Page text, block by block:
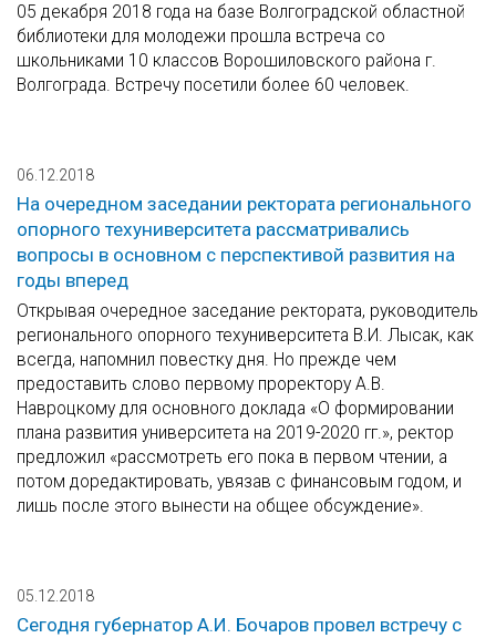
05 декабря 2018 года на базе Волгоградской областной
библиотеки для молодежи прошла встреча со
школьниками 10 классов Ворошиловского района г.
Волгограда. Встречу посетили более 60 человек.
06.12.2018
На очередном заседании ректората регионального
опорного техуниверситета рассматривались
вопросы в основном с перспективой развития на
годы вперед
Открывая очередное заседание ректората, руководитель
регионального опорного техуниверситета В.И. Лысак, как
всегда, напомнил повестку дня. Но прежде чем
предоставить слово первому проректору А.В.
Навроцкому для основного доклада «О формировании
плана развития университета на 2019-2020 гг.», ректор
предложил «рассмотреть его пока в первом чтении, а
потом доредактировать, увязав с финансовым годом, и
лишь после этого вынести на общее обсуждение».
05.12.2018
Сегодня губернатор А.И. Бочаров провел встречу с